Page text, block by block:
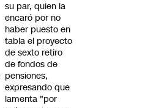
su par, quien la
encaró por no
haber puesto en
tabla el proyecto
de sexto retiro
de fondos de
pensiones,
expresando que
lamenta "por